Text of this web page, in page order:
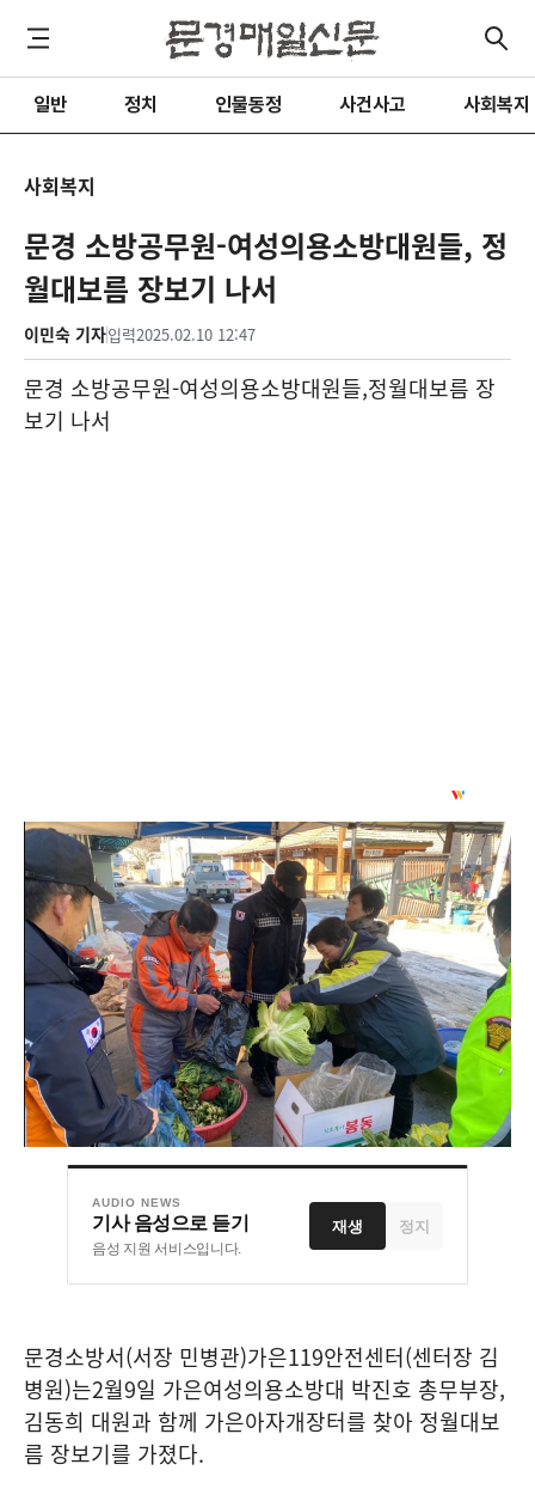
일반 정치 인물동정 사건사고 사회복지
사회복지
문경 소방공무원-여성의용소방대원들, 정
월대보름 장보기 나서
이민숙 기자입력2025.02.10 12:47
문경 소방공무원-여성의용소방대원들,정월대보름 장
보기 나서
AUDIO NEWS
기사 음성으로 듣기
음성 지원 서비스입니다.
재생 정지
문경소방서(서장 민병관)가은119안전센터(센터장 김
병원)는2월9일 가은여성의용소방대 박진호 총무부장,
김동희 대원과 함께 가은아자개장터를 찾아 정월대보
름 장보기를 가졌다.